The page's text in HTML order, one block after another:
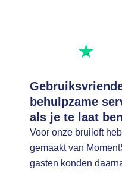
behulpzame
als je te laat
Voor onze bruiloft
gemaakt van
gasten konden